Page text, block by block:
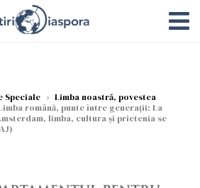
Speciale › Limba noastră, povestea
română, punte între generații: La
limba, cultura și prietenia se